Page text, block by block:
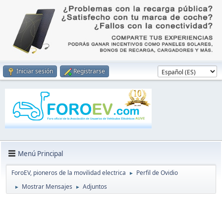
Iniciar sesión Registrarse
Menú Principal
ForoEV, pioneros de la movilidad electrica ► Perfil de Ovidio
► Mostrar Mensajes ► Adjuntos